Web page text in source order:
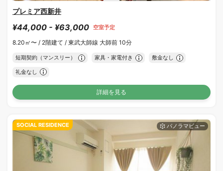
プレミア西新井
¥44,000 - ¥63,000 空室予定
8.20㎡〜 / 2階建て / 東武大師線 大師前 10分
短期契約（マンスリー） 家具・家電付き 敷金なし
礼金なし
詳細を見る
SOCIAL RESIDENCE